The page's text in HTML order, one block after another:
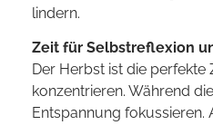
lindern.
Zeit für Selbstreflexion
Der Herbst ist die
konzentrieren. Während
Entspannung fokussieren.